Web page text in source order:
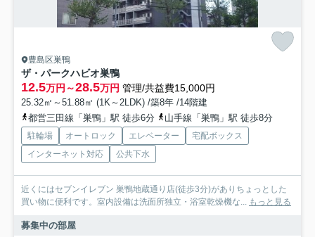
豊島区巣鴨
ザ・パークハビオ巣鴨
12.5万円～28.5万円 管理/共益費15,000円
25.32㎡～51.88㎡ (1K～2LDK) /築8年 /14階建
都営三田線「巣鴨」駅 徒歩6分
山手線「巣鴨」駅 徒歩8分
駐輪場 オートロック エレベーター
宅配ボックス
インターネット対応
公共下水
近くにはセブンイレブン 巣鴨地蔵通り店(徒歩3分)がありちょっとした
買い物に便利です。室内設備は洗面所独立・浴室乾燥機な... もっと見る
募集中の部屋